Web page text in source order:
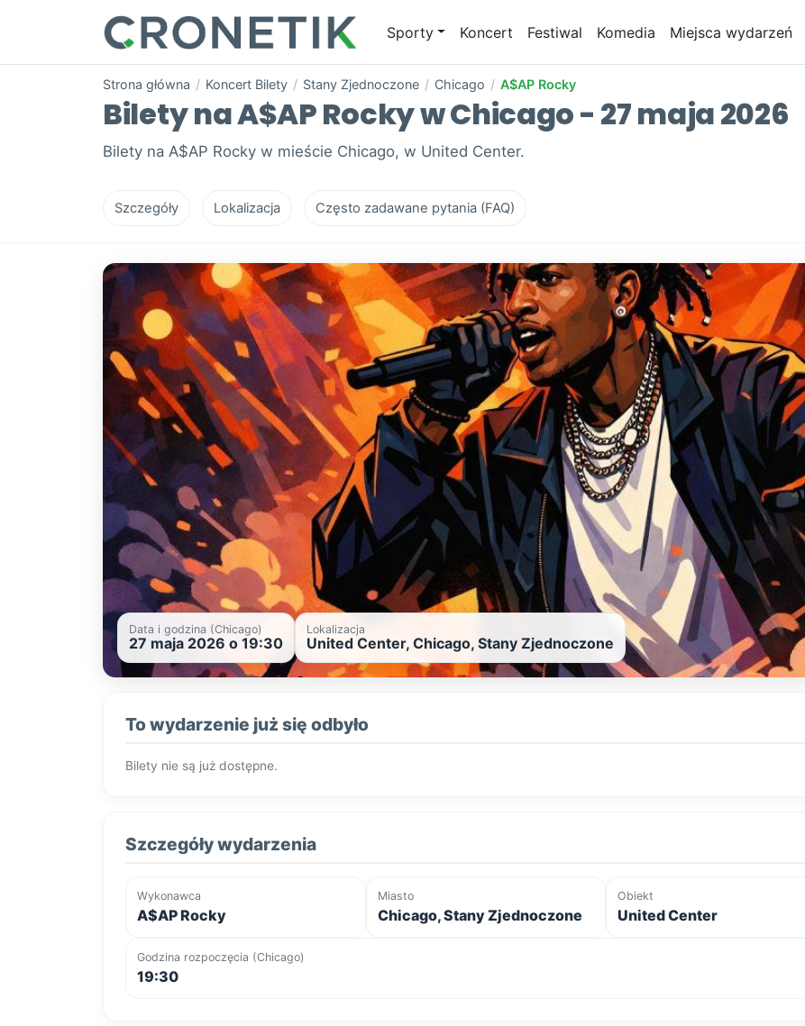
Sporty Koncert Festiwal Komedia Miejsca wydarzeń
Strona główna / Koncert Bilety / Stany Zjednoczone / Chicago / A$AP Rocky
Bilety na A$AP Rocky w Chicago - 27 maja 2026
Bilety na A$AP Rocky w mieście Chicago, w United Center.
Szczegóły Lokalizacja Często zadawane pytania (FAQ)
Data i godzina (Chicago)
27 maja 2026 o 19:30
Lokalizacja
United Center, Chicago, Stany Zjednoczone
To wydarzenie już się odbyło
Bilety nie są już dostępne.
Szczegóły wydarzenia
Wykonawca
A$AP Rocky
Miasto
Chicago, Stany Zjednoczone
Obiekt
United Center
Godzina rozpoczęcia (Chicago)
19:30